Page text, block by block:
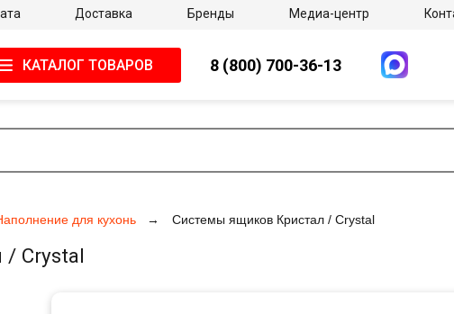
для кухонь Системы ящиков Кристал / Crystal
Crystal
Доставка Бренды Медиа-центр
КАТАЛОГ ТОВАРОВ 8 (800) 700-36-13